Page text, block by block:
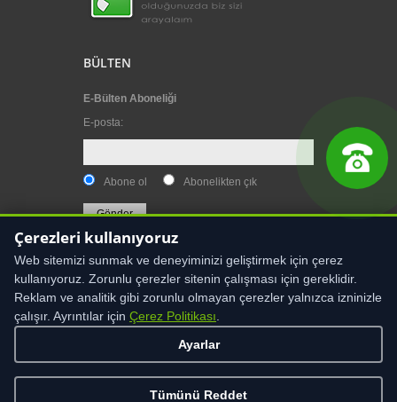
BÜLTEN
E-Bülten Aboneliği
E-posta:
Abone ol Abonelikten çık
UYARI: Bu sitenin içeriği, kullanıcıyı sağlık amaçlı
bilgiler, hiçbir zaman bir hekim tedavisinin ya da
konsültasyonunun yerini alamaz. Site içeriği, asla
kişisel teşhis ya da tedaviyönteminin seçimi için
değerlendirilmemelidir
Çerezleri kullanıyoruz
Web sitemizi sunmak ve deneyiminizi geliştirmek için çerez
kullanıyoruz. Zorunlu çerezler sitenin çalışması için gereklidir.
Reklam ve analitik gibi zorunlu olmayan çerezler yalnızca izninizle
çalışır. Ayrıntılar için Çerez Politikası.
Ayarlar
Tümünü Reddet